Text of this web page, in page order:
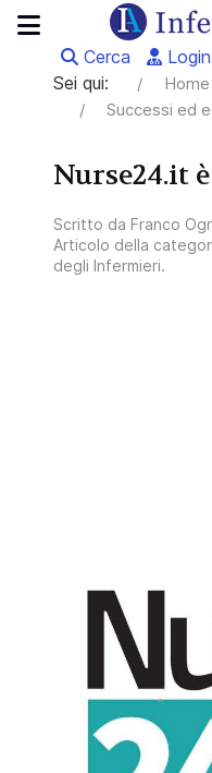
Cerca Login
Sei qui:
Home
Successi ed
Nurse24.it
Scritto da Franco
Articolo della
degli Infermieri.